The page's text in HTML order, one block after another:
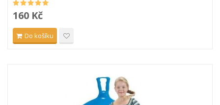
160 Kč
Do košíku